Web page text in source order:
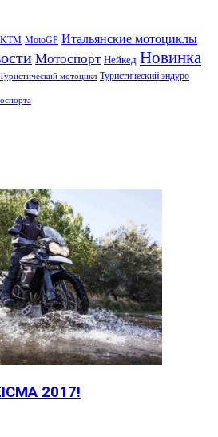
KTM MotoGP Итальянские мотоциклы
Мотоспорт Нейкед Новинка
Туристический мотоцикл Туристический эндуро
2017!